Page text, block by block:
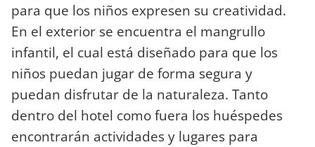
para que los niños expresen su creatividad.
En el exterior se encuentra el mangrullo
infantil, el cual está diseñado para que los
niños puedan jugar de forma segura y
puedan disfrutar de la naturaleza. Tanto
dentro del hotel como fuera los huéspedes
encontrarán actividades y lugares para